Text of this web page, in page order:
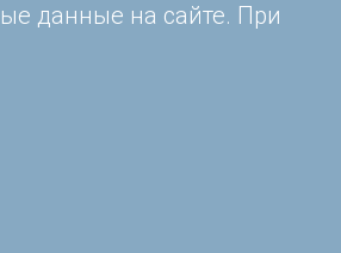
данные на сайте. При